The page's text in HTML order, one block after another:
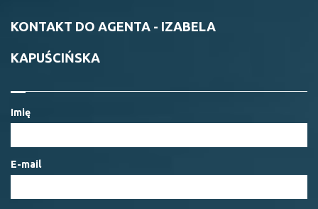
KONTAKT DO AGENTA - IZABELA
KAPUŚCIŃSKA
Imię
E-mail